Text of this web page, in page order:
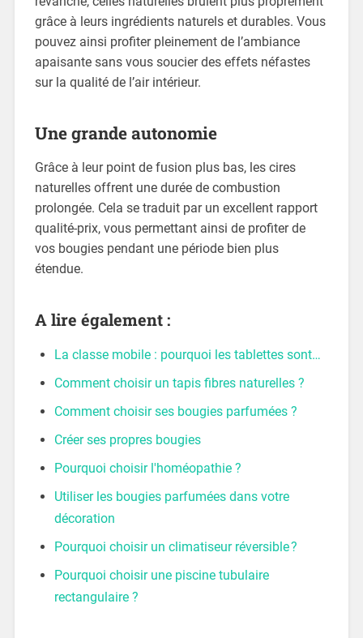
grâce à leurs ingrédients naturels et durables. Vous
pouvez ainsi profiter pleinement de l’ambiance
apaisante sans vous soucier des effets néfastes
sur la qualité de l’air intérieur.
Une grande autonomie
Grâce à leur point de fusion plus bas, les cires
naturelles offrent une durée de combustion
prolongée. Cela se traduit par un excellent rapport
qualité-prix, vous permettant ainsi de profiter de
vos bougies pendant une période bien plus
étendue.
A lire également :
La classe mobile : pourquoi les tablettes sont…
Comment choisir un tapis fibres naturelles ?
Comment choisir ses bougies parfumées ?
Créer ses propres bougies
Pourquoi choisir l'homéopathie ?
Utiliser les bougies parfumées dans votre
décoration
Pourquoi choisir un climatiseur réversible ?
Pourquoi choisir une piscine tubulaire
rectangulaire ?